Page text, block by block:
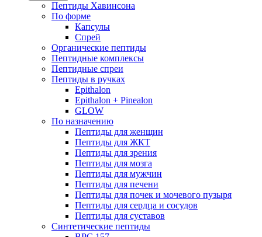
Пептиды Хавинсона
По форме
Капсулы
Спрей
Органические пептиды
Пептидные комплексы
Пептидные спреи
Пептиды в ручках
Epithalon
Epithalon + Pinealon
GLOW
По назначению
Пептиды для женщин
Пептиды для ЖКТ
Пептиды для зрения
Пептиды для мозга
Пептиды для мужчин
Пептиды для печени
Пептиды для почек и мочевого пузыря
Пептиды для сердца и сосудов
Пептиды для суставов
Синтетические пептиды